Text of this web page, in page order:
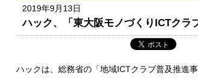
2019年9月13日
ハック、「東大阪モノづくりICTクラ
ハックは、総務省の「地域ICTクラブ普及推進